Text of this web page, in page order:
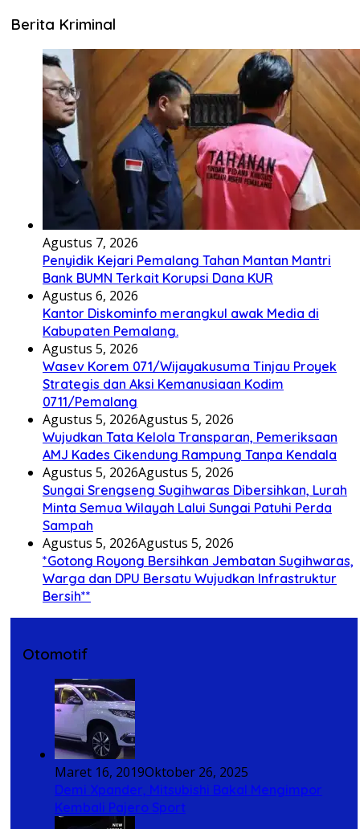
Berita Kriminal
Agustus 7, 2026
Penyidik Kejari Pemalang Tahan Mantan Mantri
Bank BUMN Terkait Korupsi Dana KUR
Agustus 6, 2026
Kantor Diskominfo merangkul awak Media di
Kabupaten Pemalang.
Agustus 5, 2026
Wasev Korem 071/Wijayakusuma Tinjau Proyek
Strategis dan Aksi Kemanusiaan Kodim
0711/Pemalang
Agustus 5, 2026Agustus 5, 2026
Wujudkan Tata Kelola Transparan, Pemeriksaan
AMJ Kades Cikendung Rampung Tanpa Kendala
Agustus 5, 2026Agustus 5, 2026
Sungai Srengseng Sugihwaras Dibersihkan, Lurah
Minta Semua Wilayah Lalui Sungai Patuhi Perda
Sampah
Agustus 5, 2026Agustus 5, 2026
*Gotong Royong Bersihkan Jembatan Sugihwaras,
Warga dan DPU Bersatu Wujudkan Infrastruktur
Bersih**
Otomotif
Maret 16, 2019Oktober 26, 2025
Demi Xpander, Mitsubishi Bakal Mengimpor
Kembali Pajero Sport